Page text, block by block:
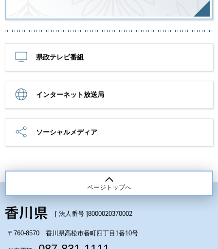
県政テレビ番組
インターネット放送局
ソーシャルメディア
ページトップへ
[ 法人番号 ]8000020370002
〒760-8570 香川県高松市番町四丁目1番10号